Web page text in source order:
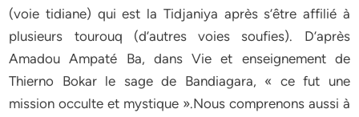
(voie tidiane) qui est la Tidjaniya après s’être affilié à
plusieurs tourouq (d’autres voies soufies). D’après
Amadou Ampaté Ba, dans Vie et enseignement de
Thierno Bokar le sage de Bandiagara, « ce fut une
mission occulte et mystique ».Nous comprenons aussi à